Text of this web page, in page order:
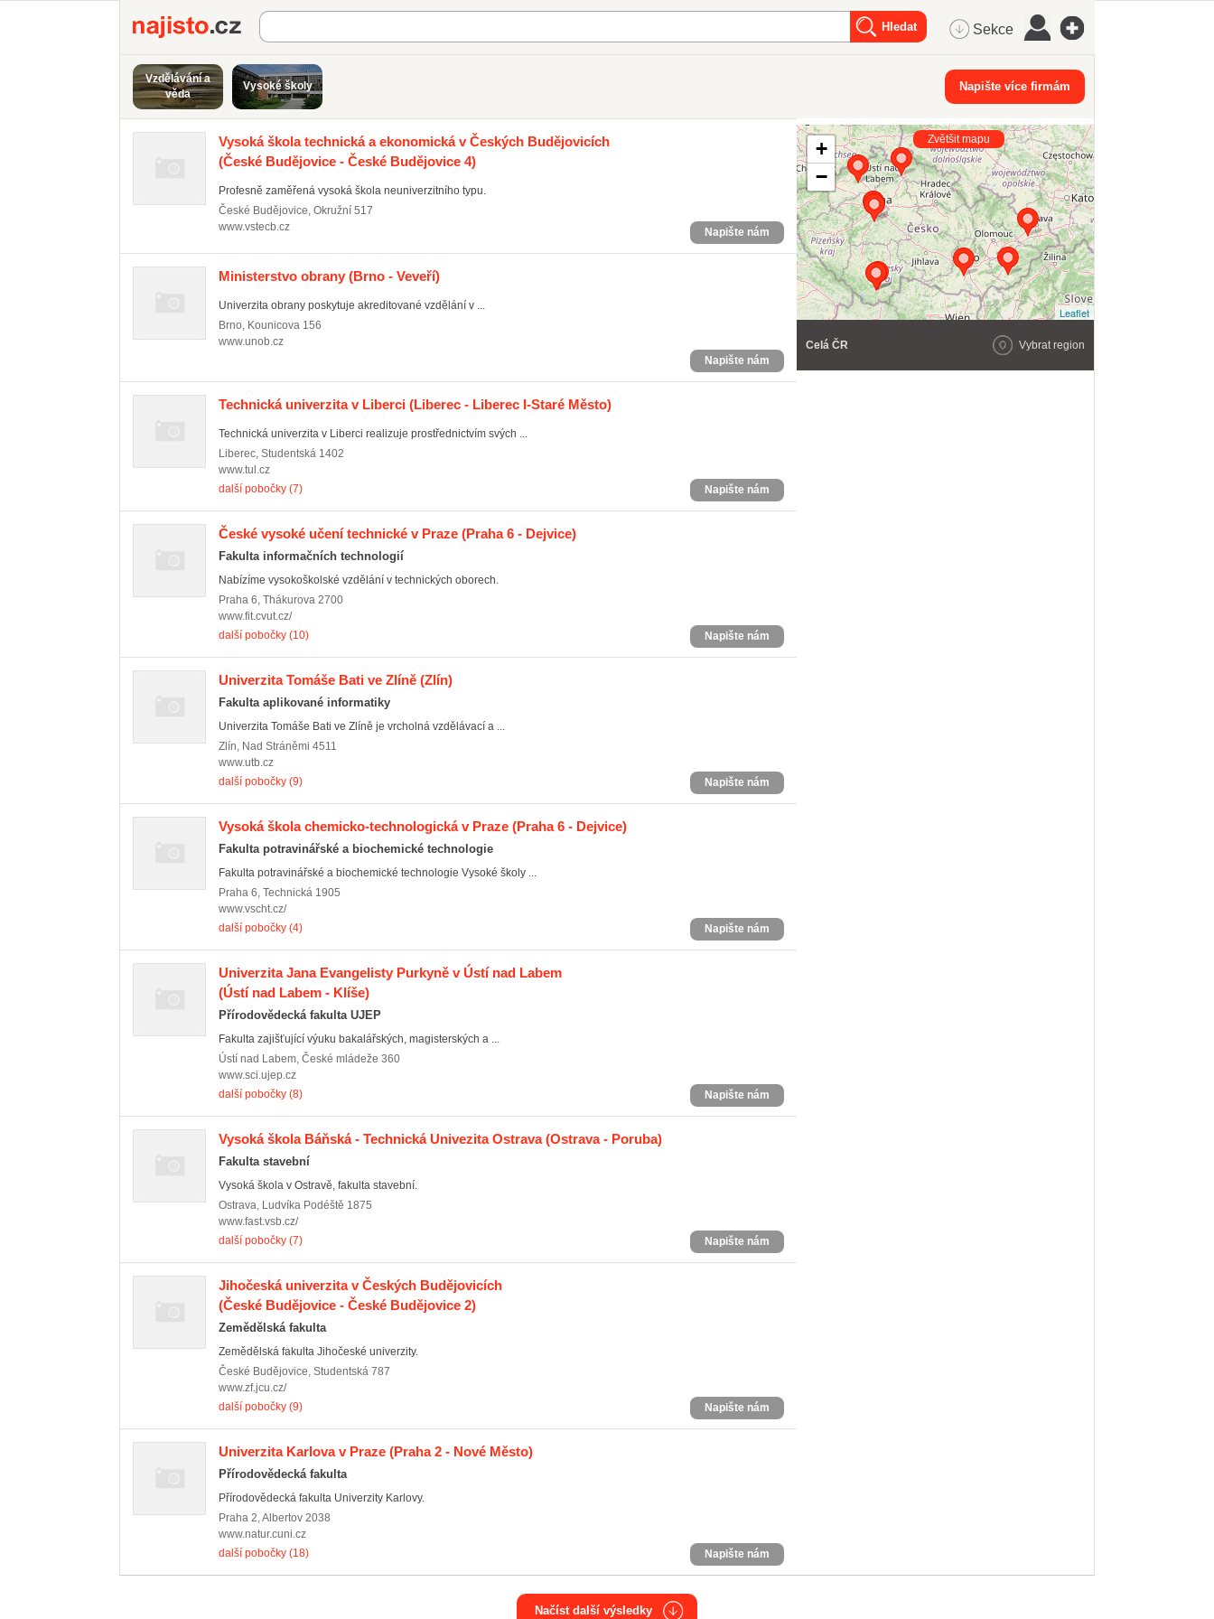
Najisto.cz Sekce
Vzdělávání a
věda
Vysoké školy Napište více firmám
Vysoká škola technická a ekonomická v Českých Budějovicích
(České Budějovice - České Budějovice 4)
Profesně zaměřená vysoká škola neuniverzitního typu.
České Budějovice, Okružní 517
www.vstecb.cz
Napište nám
Ministerstvo obrany (Brno - Veveří)
Univerzita obrany poskytuje akreditované vzdělání v ...
Brno, Kounicova 156
www.unob.cz
Napište nám
Technická univerzita v Liberci (Liberec - Liberec I-Staré Město)
Technická univerzita v Liberci realizuje prostřednictvím svých ...
Liberec, Studentská 1402
www.tul.cz
další pobočky (7)
Napište nám
České vysoké učení technické v Praze (Praha 6 - Dejvice)
Fakulta informačních technologií
Nabízíme vysokoškolské vzdělání v technických oborech.
Praha 6, Thákurova 2700
www.fit.cvut.cz/
další pobočky (10)
Napište nám
Univerzita Tomáše Bati ve Zlíně (Zlín)
Fakulta aplikované informatiky
Univerzita Tomáše Bati ve Zlíně je vrcholná vzdělávací a ...
Zlín, Nad Stráněmi 4511
www.utb.cz
další pobočky (9)
Napište nám
Vysoká škola chemicko-technologická v Praze (Praha 6 - Dejvice)
Fakulta potravinářské a biochemické technologie
Fakulta potravinářské a biochemické technologie Vysoké školy ...
Praha 6, Technická 1905
www.vscht.cz/
další pobočky (4)
Napište nám
Univerzita Jana Evangelisty Purkyně v Ústí nad Labem
(Ústí nad Labem - Klíše)
Přírodovědecká fakulta UJEP
Fakulta zajišťující výuku bakalářských, magisterských a ...
Ústí nad Labem, České mládeže 360
www.sci.ujep.cz
další pobočky (8)
Napište nám
Vysoká škola Báňská - Technická Univezita Ostrava(Ostrava - Poruba)
Fakulta stavební
Vysoká škola v Ostravě, fakulta stavební.
Ostrava, Ludvíka Podéště 1875
www.fast.vsb.cz/
další pobočky (7)
Napište nám
Jihočeská univerzita v Českých Budějovicích
(České Budějovice - České Budějovice 2)
Zemědělská fakulta
Zemědělská fakulta Jihočeské univerzity.
České Budějovice, Studentská 787
www.zf.jcu.cz/
další pobočky (9)
Napište nám
Univerzita Karlova v Praze (Praha 2 - Nové Město)
Přírodovědecká fakulta
Přírodovědecká fakulta Univerzity Karlovy.
Praha 2,Albertov 2038
www.natur.cuni.cz
další pobočky (18)
Napište nám
+
−
Leaflet
Zvětšit mapu
Celá ČR Vybrat region
Načíst další výsledky